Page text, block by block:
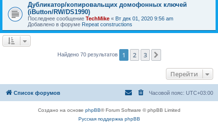
Дубликатор/копировальщих домофонных ключей
(iButton/RW/DS1990)
Последнее сообщение TechMike « Вт дек 01, 2020 9:56 am
Добавлено в форуме Repeat constructions
Найдено 70 результатов 1 2 3
Перейти
Список форумов Часовой пояс: UTC+03:00
Создано на основе phpBB® Forum Software © phpBB Limited
Русская поддержка phpBB